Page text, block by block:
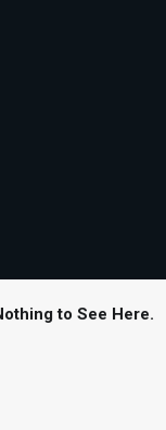
to See Here.